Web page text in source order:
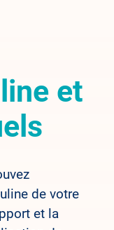
et
de votre
et la